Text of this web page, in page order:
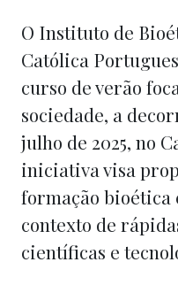
O Instituto de
Católica
curso de verão
sociedade, a
julho de 2025, no
iniciativa visa
formação bioética
contexto de
científicas e